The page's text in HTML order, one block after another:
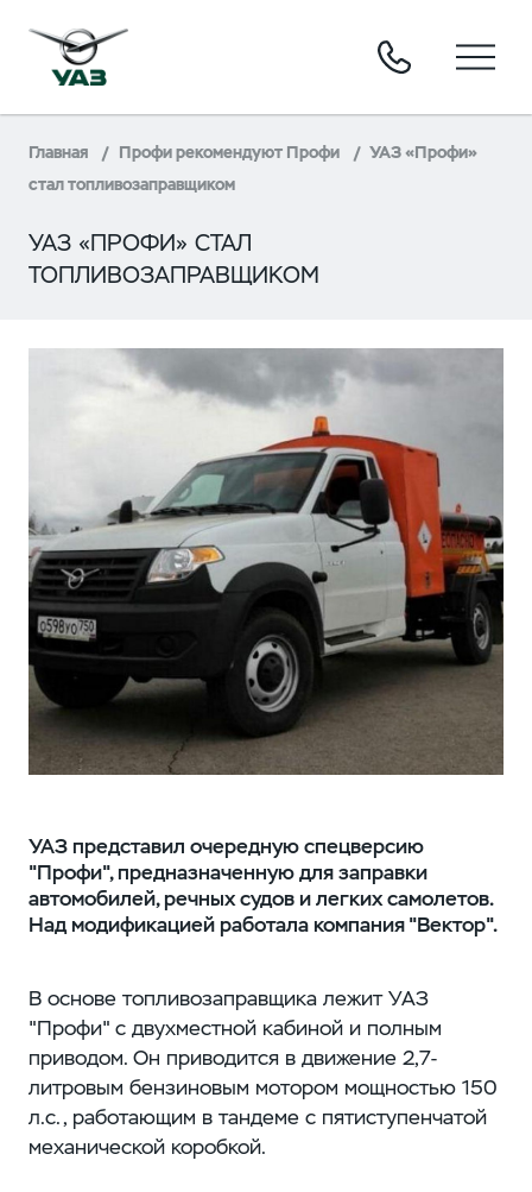
Главная Профи рекомендуют Профи
УАЗ «Профи»
стал топливозаправщиком
УАЗ «ПРОФИ» СТАЛ
ТОПЛИВОЗАПРАВЩИКОМ
УАЗ представил очередную спецверсию
"Профи", предназначенную для заправки
автомобилей, речных судов и легких самолетов.
Над модификацией работала компания "Вектор".
В основе топливозаправщика лежит УАЗ
"Профи" с двухместной кабиной и полным
приводом. Он приводится в движение 2,7-
литровым бензиновым мотором мощностью 150
л.с., работающим в тандеме с пятиступенчатой
механической коробкой.